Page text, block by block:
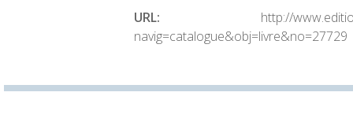
URL: http://
navig=catalogue&obj=livre&no=27729